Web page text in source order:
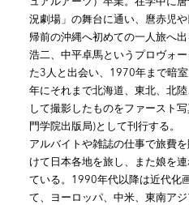
況劇場」の舞台に通い、麿赤児
帰前の沖縄へ初めての一人旅へ
浩二、中平卓馬というプロヴォ
た3人と出会い、1970年まで暗
年にそれまで北海道、東北、北
して撮影したものをファースト
門学院出版局)として刊行する。
アルバイトや雑誌の仕事で旅費
けて日本各地を旅し、また娘を
ている。1990年代以降は近代化
て、ヨーロッパ、中米、東南アジ